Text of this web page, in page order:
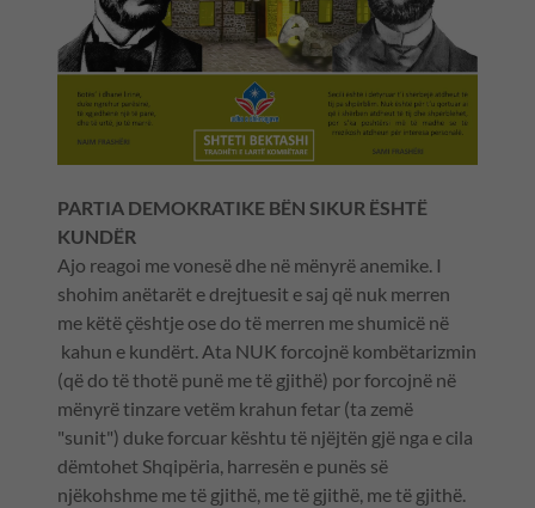
PARTIA DEMOKRATIKE BËN SIKUR ËSHTË
KUNDËR
Ajo reagoi me vonesë dhe në mënyrë anemike. I
shohim anëtarët e drejtuesit e saj që nuk merren
me këtë çështje ose do të merren me shumicë në
kahun e kundërt. Ata NUK forcojnë kombëtarizmin
(që do të thotë punë me të gjithë) por forcojnë në
mënyrë tinzare vetëm krahun fetar (ta zemë
"sunit") duke forcuar kështu të njëjtën gjë nga e cila
dëmtohet Shqipëria, harresën e punës së
njëkohshme me të gjithë, me të gjithë, me të gjithë.